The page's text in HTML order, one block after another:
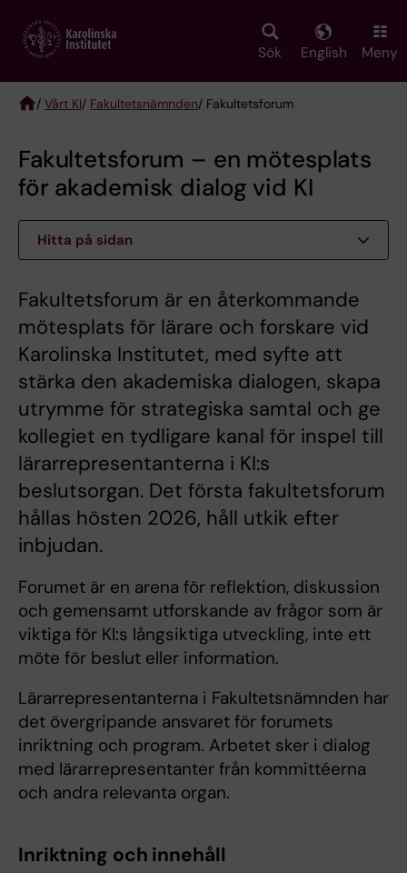
main
Sök English Meny
/ Vårt KI/ Fakultetsnämnden/ Fakultetsforum
Fakultetsforum – en mötesplats
för akademisk dialog vid KI
Hitta på sidan
Fakultetsforum är en återkommande
mötesplats för lärare och forskare vid
Karolinska Institutet, med syfte att
stärka den akademiska dialogen, skapa
utrymme för strategiska samtal och ge
kollegiet en tydligare kanal för inspel till
lärarrepresentanterna i KI:s
beslutsorgan. Det första fakultetsforum
hållas hösten 2026, håll utkik efter
inbjudan.
Forumet är en arena för reflektion, diskussion
och gemensamt utforskande av frågor som är
viktiga för KI:s långsiktiga utveckling, inte ett
möte för beslut eller information.
Lärarrepresentanterna i Fakultetsnämnden har
det övergripande ansvaret för forumets
inriktning och program. Arbetet sker i dialog
med lärarrepresentanter från kommittéerna
och andra relevanta organ.
Inriktning och innehåll